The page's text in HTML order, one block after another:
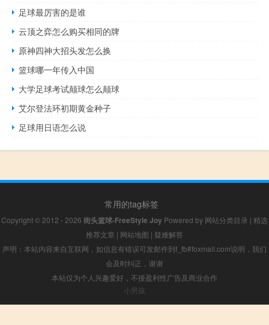
足球最厉害的是谁
云顶之弈怎么购买相同的牌
原神四神大招头发怎么换
篮球哪一年传入中国
大学足球考试颠球怎么颠球
艾尔登法环初期黄金种子
足球用日语怎么说
常用的tag标签
Copyright © 2012 - 2026 街头篮球-FreeStyle Joy Powered by 网站分类目录 | 精选
推荐文章 | 网站地图 | 疑难解答
声明：本站内容来自互联网，如信息有错误可发邮件到f_fb#foxmail.com说明，我们
会及时纠正，谢谢
本站仅为个人兴趣爱好，不接盈利性广告及商业合作
小男孩